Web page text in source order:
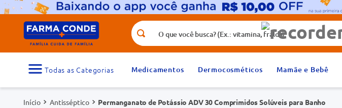
O que você busca? (Ex.: vitamina, fralda)
Medicamentos Dermocosméticos Mamãe e Bebê
Antisséptico Permanganato de Potássio ADV 30 Comprimidos Solúveis para Banho
Termos mais buscados
1
medicamento 2º
fralda
5º rosuvastatina 20mg 6º
absorvente